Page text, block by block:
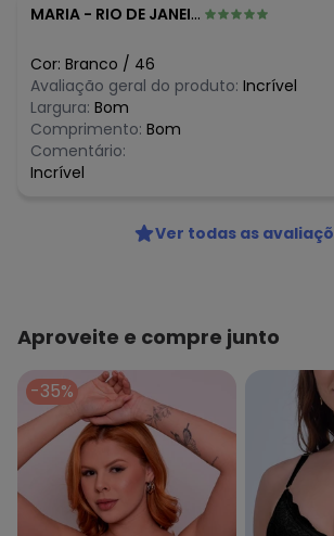
MARIA - RIO DE JANEIRO - RJ
Cor: Branco / 46
Avaliação geral do produto: Incrível
Largura: Bom
Comprimento: Bom
Comentário:
Incrível
Ver todas as
Aproveite e compre junto
-35%